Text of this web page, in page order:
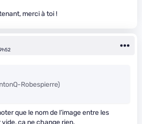
merci à toi !
Robespierre)
que le nom de l’image entre les